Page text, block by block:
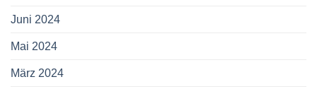
Juni 2024
Mai 2024
März 2024